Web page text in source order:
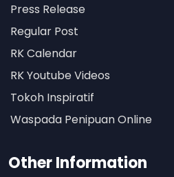
Press Release
Regular Post
RK Calendar
RK Youtube Videos
Tokoh Inspiratif
Waspada Penipuan Online
Other Information